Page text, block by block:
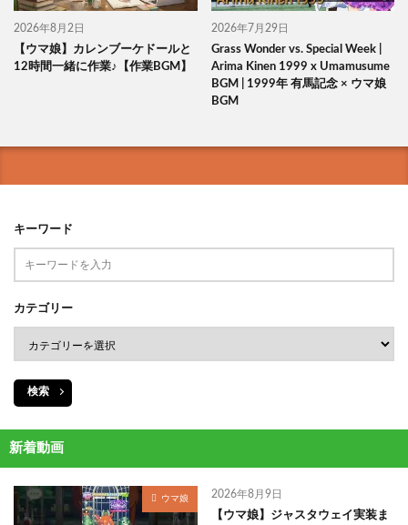
2026年8月2日
【ウマ娘】カレンブーケドールと
12時間一緒に作業♪【作業BGM】
2026年7月29日
Grass Wonder vs. Special Week |
Arima Kinen 1999 x Umamusume
BGM | 1999年 有馬記念 × ウマ娘
BGM
キーワード
カテゴリー
検索
新着動画
ウマ娘 2026年8月9日
【ウマ娘】ジャスタウェイ実装ま